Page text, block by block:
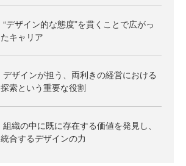
“デザイン的な態度”を貫くことで広がっ
たキャリア
デザインが担う、両利きの経営における
探索という重要な役割
組織の中に既に存在する価値を発見し、
統合するデザインの力